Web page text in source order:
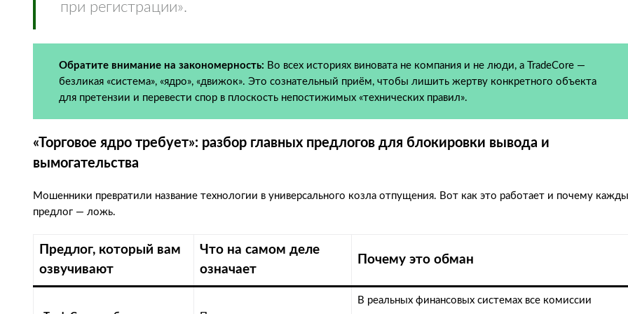
при регистрации».
Обратите внимание на закономерность: Во всех историях виновата не компания и не люди, а TradeCore —
безликая «система», «ядро», «движок». Это сознательный приём, чтобы лишить жертву конкретного объекта
для претензии и перевести спор в плоскость непостижимых «технических правил».
«Торговое ядро требует»: разбор главных предлогов для блокировки вывода и
вымогательства
Мошенники превратили название технологии в универсального козла отпущения. Вот как это работает и почему
предлог — ложь.
Предлог, который вам
озвучивают
Что на самом деле
означает
Почему это обман
В реальных финансовых системах все комиссии